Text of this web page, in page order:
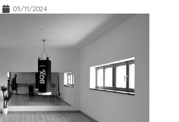
05/11/2024